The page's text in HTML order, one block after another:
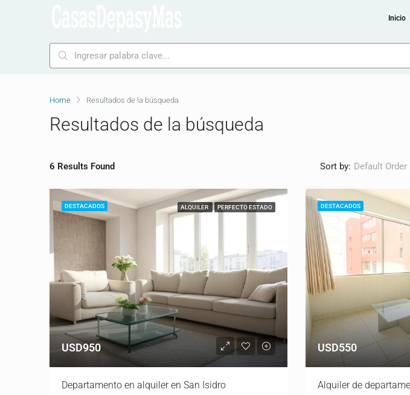
Inicio
Home Resultados de la búsqueda
Resultados de la búsqueda
6 Results Found Sort by: Default Order
DESTACADOS ALQUILER PERFECTO ESTADO
USD950
Departamento en alquiler en San Isidro
DESTACADOS
USD550